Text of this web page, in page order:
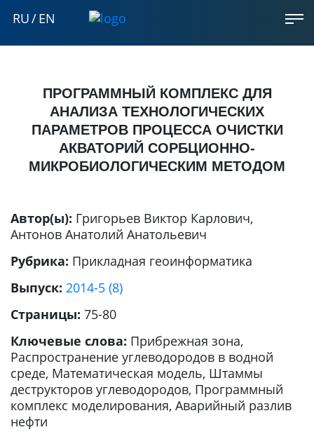
RU/EN
ПРОГРАММНЫЙ КОМПЛЕКС ДЛЯ
АНАЛИЗА ТЕХНОЛОГИЧЕСКИХ
ПАРАМЕТРОВ ПРОЦЕССА ОЧИСТКИ
АКВАТОРИЙ СОРБЦИОННО-
МИКРОБИОЛОГИЧЕСКИМ МЕТОДОМ
Автор(ы): Григорьев Виктор Карлович,
Антонов Анатолий Анатольевич
Рубрика: Прикладная геоинформатика
Выпуск: 2014-5 (8)
Страницы: 75-80
Ключевые слова: Прибрежная зона,
Распространение углеводородов в водной
среде, Математическая модель, Штаммы
деструкторов углеводородов, Программный
комплекс моделирования, Аварийный разлив
нефти